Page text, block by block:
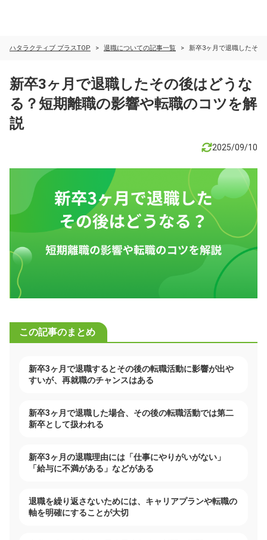
ハタラクティブ プラスTOP 退職についての記事一覧 新卒3ヶ月で退職したそ
新卒3ヶ月で退職したその後はどうな
る？短期離職の影響や転職のコツを解
説
2025/09/10
この記事のまとめ
新卒3ヶ月で退職するとその後の転職活動に影響が出や
すいが、再就職のチャンスはある
新卒3ヶ月で退職した場合、その後の転職活動では第二
新卒として扱われる
新卒3ヶ月の退職理由には「仕事にやりがいがない」
「給与に不満がある」などがある
退職を繰り返さないためには、キャリアプランや転職の
軸を明確にすることが大切